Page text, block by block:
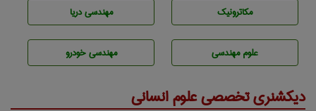
مکاترونیک مهندسی دریا
علوم مهندسی مهندسی خودرو
دیکشنری تخصصی علوم انسانی